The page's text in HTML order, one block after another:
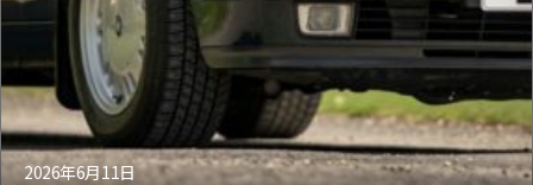
2026年6月11日